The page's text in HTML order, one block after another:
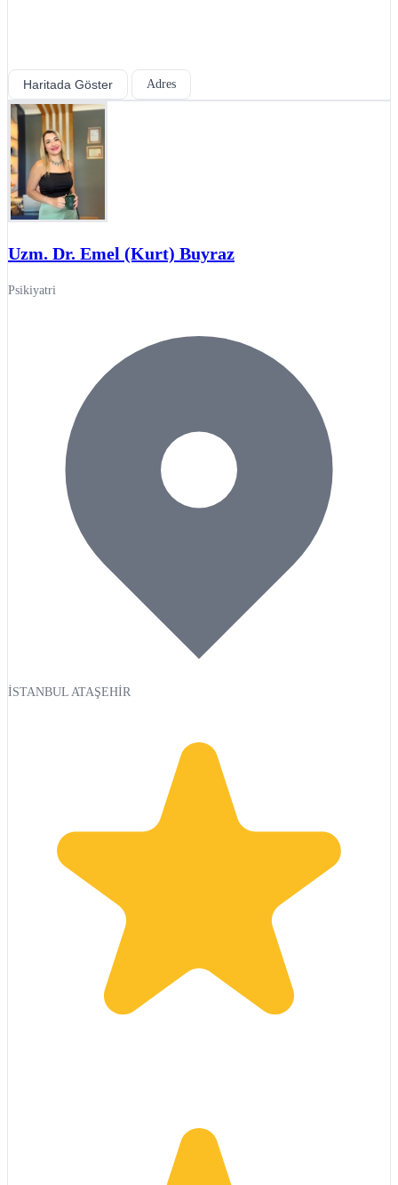
Haritada Göster Adres
Uzm. Dr. Emel (Kurt) Buyraz
Psikiyatri
İSTANBUL ATAŞEHİR